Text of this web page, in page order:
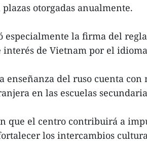
otorgadas anualmente.
la firma del
de Vietnam por el
enseñanza del ruso cuenta
en las escuelas
que el centro contribuirá a
los intercambios